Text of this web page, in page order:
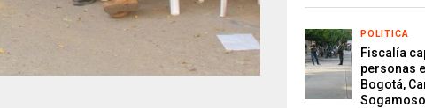
POLITICA
Fiscalía
personas
Bogotá,